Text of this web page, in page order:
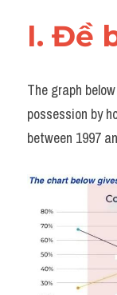
Grammar
Cam
Environment
Task 1
Đề thi
I. Đề
The graph
possession by
between 1997